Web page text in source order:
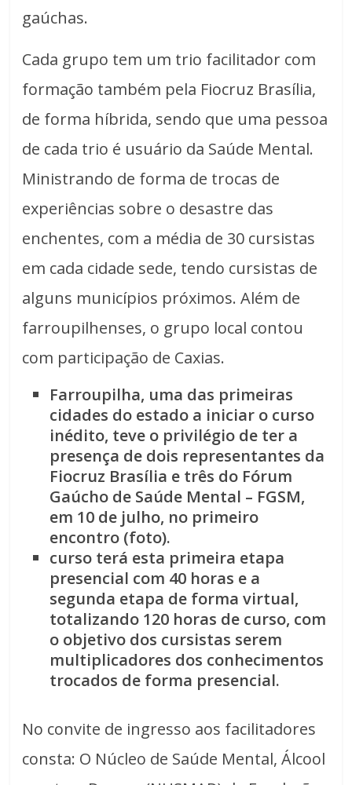
gaúchas.
Cada grupo tem um trio facilitador com
formação também pela Fiocruz Brasília,
de forma híbrida, sendo que uma pessoa
de cada trio é usuário da Saúde Mental.
Ministrando de forma de trocas de
experiências sobre o desastre das
enchentes, com a média de 30 cursistas
em cada cidade sede, tendo cursistas de
alguns municípios próximos. Além de
farroupilhenses, o grupo local contou
com participação de Caxias.
Farroupilha, uma das primeiras
cidades do estado a iniciar o curso
inédito, teve o privilégio de ter a
presença de dois representantes da
Fiocruz Brasília e três do Fórum
Gaúcho de Saúde Mental – FGSM,
em 10 de julho, no primeiro
encontro (foto).
curso terá esta primeira etapa
presencial com 40 horas e a
segunda etapa de forma virtual,
totalizando 120 horas de curso, com
o objetivo dos cursistas serem
multiplicadores dos conhecimentos
trocados de forma presencial.
No convite de ingresso aos facilitadores
consta: O Núcleo de Saúde Mental, Álcool